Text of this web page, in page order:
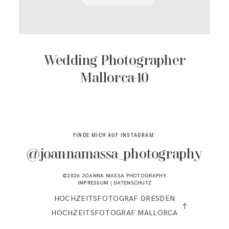
Wedding Photographer
Mallorca-10
FINDE MICH AUF INSTAGRAM:
@joannamassa_photography
©2026 JOANNA MASSA PHOTOGRAPHY
IMPRESSUM | DATENSCHUTZ
HOCHZEITSFOTOGRAF DRESDEN
HOCHZEITSFOTOGRAF MALLORCA